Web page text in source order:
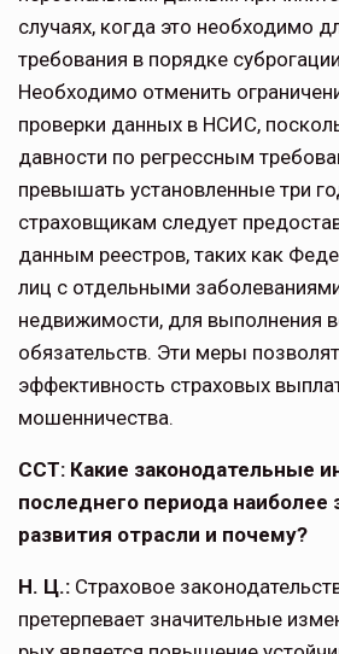
случаях, когда это необходимо
требования в порядке
Необходимо отменить
проверки данных в НСИС,
давности по регрессным
превышать установленные три
страховщикам следует
данным реестров, таких как
лиц с отдельными
недвижимости, для выполнения
обязательств. Эти меры
эффективность страховых
мошенничества.
ССТ: Какие законодательные
последне­го периода
развития отрасли и почему?
Н. Ц.: Страховое
претерпевает значительные